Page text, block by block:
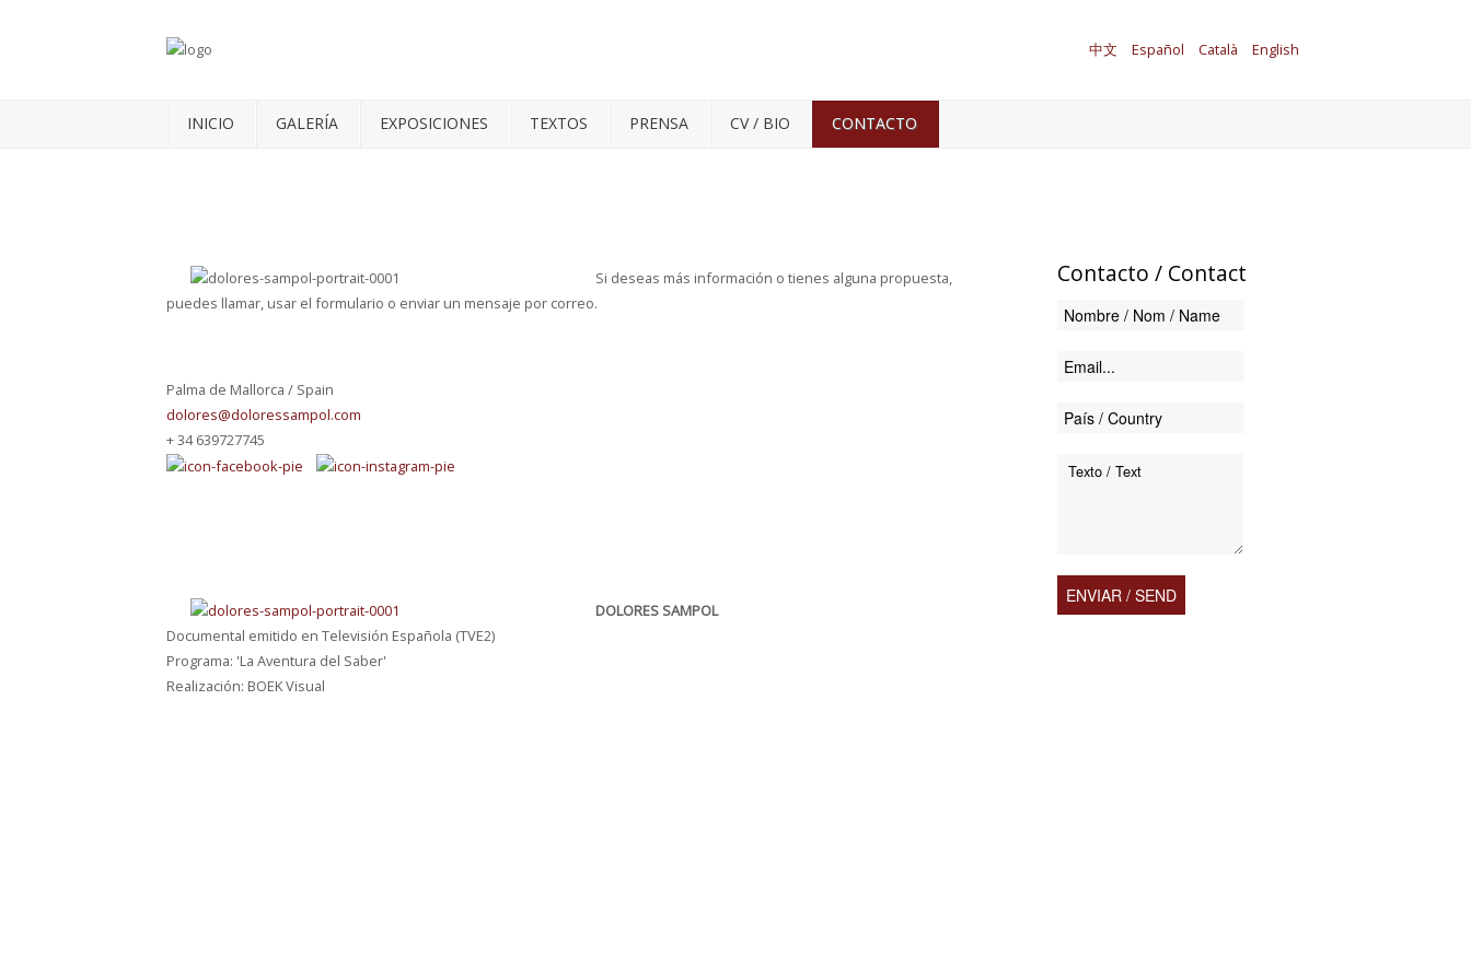
中文 Español Català English
INICIO GALERÍA EXPOSICIONES TEXTOS PRENSA CV / BIO CONTACTO
Si deseas más información o tienes alguna propuesta,
puedes llamar, usar el formulario o enviar un mensaje por correo.
Palma de Mallorca / Spain
dolores@doloressampol.com
+ 34 639727745
DOLORES SAMPOL
Documental emitido en Televisión Española (TVE2)
Programa: 'La Aventura del Saber'
Realización: BOEK Visual
Contacto / Contact